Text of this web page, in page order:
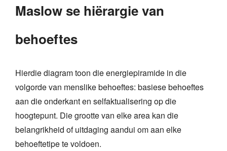
Maslow se hiërargie van
behoeftes
Hierdie diagram toon die energiepiramide in die
volgorde van menslike behoeftes: basiese behoeftes
aan die onderkant en selfaktualisering op die
hoogtepunt. Die grootte van elke area kan die
belangrikheid of uitdaging aandui om aan elke
behoeftetipe te voldoen.